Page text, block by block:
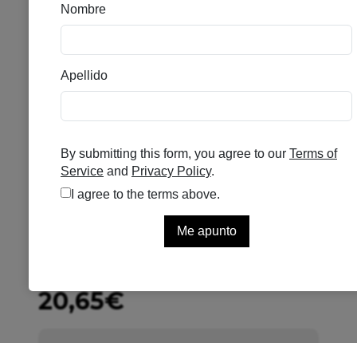
RILASTIL CONFORT 100
F50 EMUL FLUIDA 75M
Se el primero en puntuar
20,65€